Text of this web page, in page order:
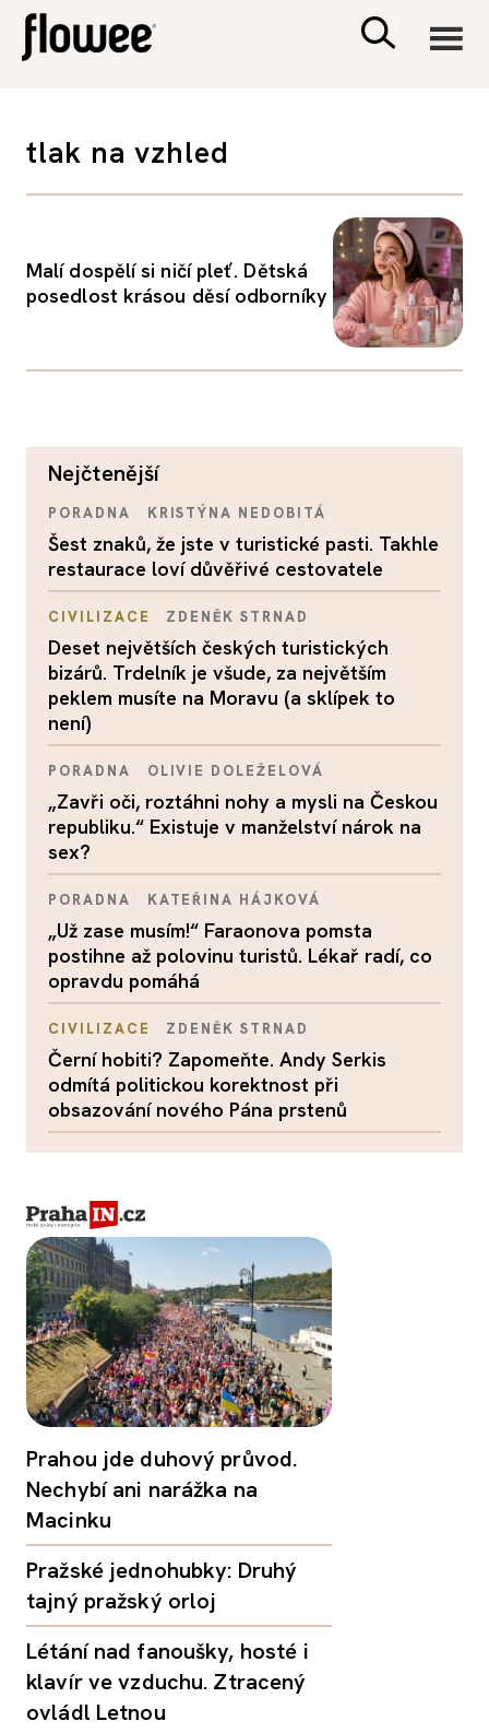
PORADNA
tlak na vzhled
Malí dospělí si ničí pleť. Dětská
posedlost krásou děsí odborníky
nejčtenější
PORADNA KRISTÝNA NEDOBITÁ
Šest znaků, že jste v turistické pasti. Takhle
restaurace loví důvěřivé cestovatele
CIVILIZACE ZDENĚK STRNAD
Deset největších českých turistických
bizárů. Trdelník je všude, za největším
peklem musíte na Moravu (a sklípek to
není)
PORADNA OLIVIE DOLEŽELOVÁ
„Zavři oči, roztáhni nohy a mysli na Českou
republiku.“ Existuje v manželství nárok na
sex?
PORADNA KATEŘINA HÁJKOVÁ
„Už zase musím!“ Faraonova pomsta
postihne až polovinu turistů. Lékař radí, co
opravdu pomáhá
CIVILIZACE ZDENĚK STRNAD
Černí hobiti? Zapomeňte. Andy Serkis
odmítá politickou korektnost při
obsazování nového Pána prstenů
Prahou jde duhový průvod.
Nechybí ani narážka na
Macinku
Pražské jednohubky: Druhý
tajný pražský orloj
Létání nad fanoušky, hosté i
klavír ve vzduchu. Ztracený
ovládl Letnou